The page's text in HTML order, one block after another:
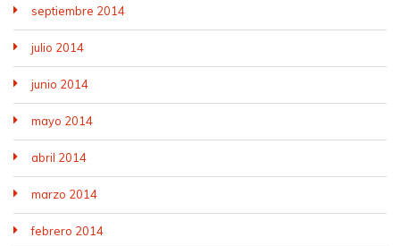
septiembre 2014
julio 2014
junio 2014
mayo 2014
abril 2014
marzo 2014
febrero 2014